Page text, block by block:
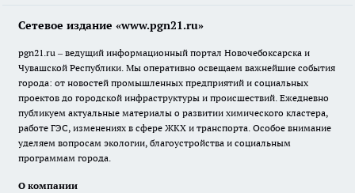
Сетевое издание «www.pgn21.ru»
pgn21.ru – ведущий информационный портал Новочебоксарска и
Чувашской Республики. Мы оперативно освещаем важнейшие события
города: от новостей промышленных предприятий и социальных
проектов до городской инфраструктуры и происшествий. Ежедневно
публикуем актуальные материалы о развитии химического кластера,
работе ГЭС, изменениях в сфере ЖКХ и транспорта. Особое внимание
уделяем вопросам экологии, благоустройства и социальным
программам города.
О компании